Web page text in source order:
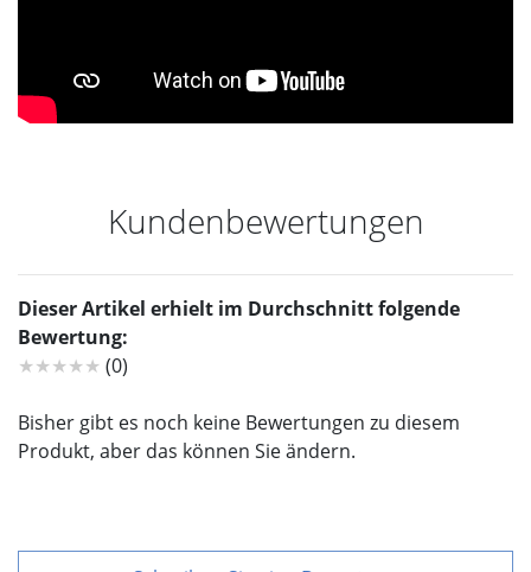
Kundenbewertungen
Dieser Artikel erhielt im Durchschnitt folgende
Bewertung:
★★★★★ (0)
Bisher gibt es noch keine Bewertungen zu diesem
Produkt, aber das können Sie ändern.